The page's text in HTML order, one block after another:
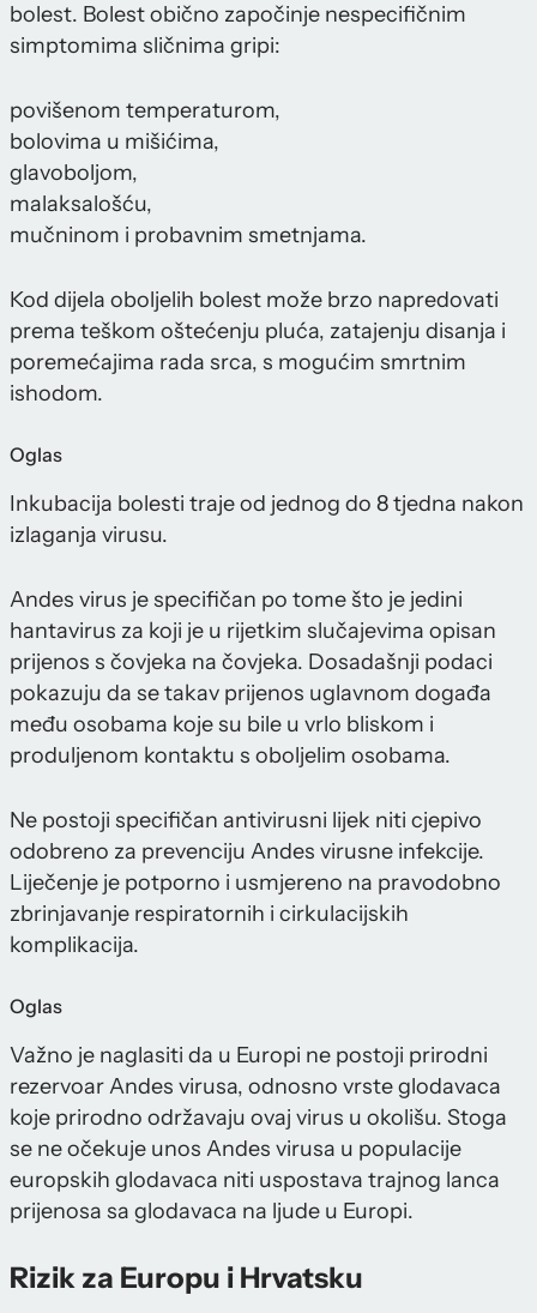
bolest. Bolest obično započinje nespecifičnim
simptomima sličnima gripi:
povišenom temperaturom,
bolovima u mišićima,
glavoboljom,
malaksalošću,
mučninom i probavnim smetnjama.
Kod dijela oboljelih bolest može brzo napredovati
prema teškom oštećenju pluća, zatajenju disanja i
poremećajima rada srca, s mogućim smrtnim
ishodom.
Oglas
Inkubacija bolesti traje od jednog do 8 tjedna nakon
izlaganja virusu.
Andes virus je specifičan po tome što je jedini
hantavirus za koji je u rijetkim slučajevima opisan
prijenos s čovjeka na čovjeka. Dosadašnji podaci
pokazuju da se takav prijenos uglavnom događa
među osobama koje su bile u vrlo bliskom i
produljenom kontaktu s oboljelim osobama.
Ne postoji specifičan antivirusni lijek niti cjepivo
odobreno za prevenciju Andes virusne infekcije.
Liječenje je potporno i usmjereno na pravodobno
zbrinjavanje respiratornih i cirkulacijskih
komplikacija.
Oglas
Važno je naglasiti da u Europi ne postoji prirodni
rezervoar Andes virusa, odnosno vrste glodavaca
koje prirodno održavaju ovaj virus u okolišu. Stoga
se ne očekuje unos Andes virusa u populacije
europskih glodavaca niti uspostava trajnog lanca
prijenosa sa glodavaca na ljude u Europi.
Rizik za Europu i Hrvatsku